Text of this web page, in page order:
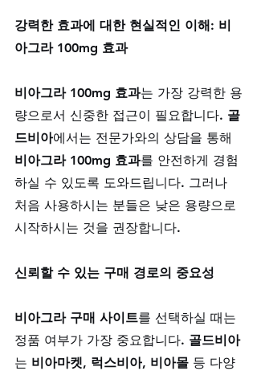
강력한 효과에 대한 현실적인 이해: 비
아그라 100mg 효과
비아그라 100mg 효과는 가장 강력한 용
량으로서 신중한 접근이 필요합니다. 골
드비아에서는 전문가와의 상담을 통해
비아그라 100mg 효과를 안전하게 경험
하실 수 있도록 도와드립니다. 그러나
처음 사용하시는 분들은 낮은 용량으로
시작하시는 것을 권장합니다.
신뢰할 수 있는 구매 경로의 중요성
비아그라 구매 사이트를 선택하실 때는
정품 여부가 가장 중요합니다. 골드비아
는 비아마켓, 럭스비아, 비아몰 등 다양